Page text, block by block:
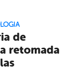
de
retomada